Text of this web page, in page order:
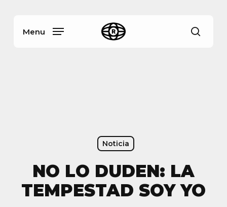
Menu
Noticia
NO LO DUDEN: LA
TEMPESTAD SOY YO